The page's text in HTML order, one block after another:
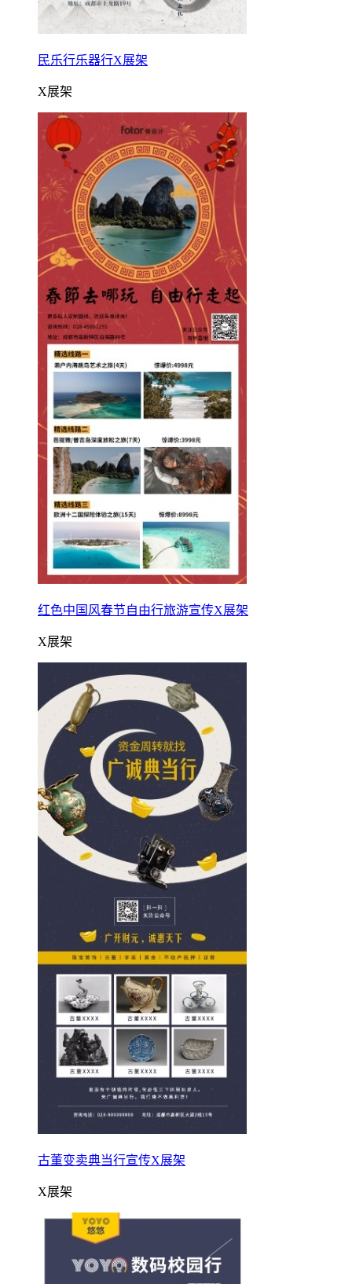
民乐行乐器行X展架
X展架
红色中国风春节自由行旅游宣传X展架
X展架
古董变卖典当行宣传X展架
X展架